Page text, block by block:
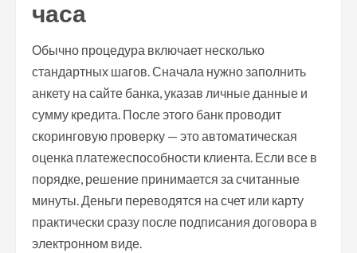
часа
Обычно процедура включает несколько
стандартных шагов. Сначала нужно заполнить
анкету на сайте банка, указав личные данные и
сумму кредита. После этого банк проводит
скоринговую проверку — это автоматическая
оценка платежеспособности клиента. Если все в
порядке, решение принимается за считанные
минуты. Деньги переводятся на счет или карту
практически сразу после подписания договора в
электронном виде.